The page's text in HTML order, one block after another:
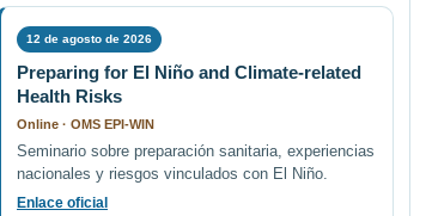
12 de agosto de 2026
Preparing for El Niño and Climate-related
Health Risks
Online · OMS EPI-WIN
Seminario sobre preparación sanitaria, experiencias
nacionales y riesgos vinculados con El Niño.
Enlace oficial